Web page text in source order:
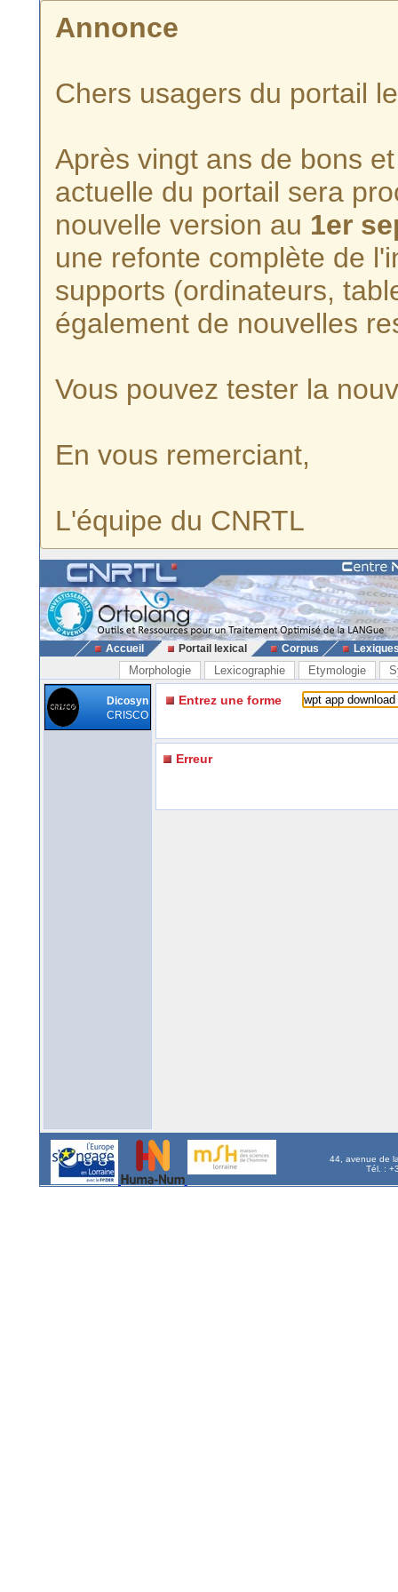
Annonce
Chers usagers du portail
Après vingt ans de bons
actuelle du portail sera
nouvelle version au 1er
une refonte complète de
supports (ordinateurs,
également de nouvelles
Vous pouvez tester la
En vous remerciant,
L'équipe du CNRTL
Accueil Portail lexical Corpus
Morphologie Lexicographie Etymologie
Dicosyn
CRISCO
Entrez une forme
Erreur
44, avenue de
Tél. :